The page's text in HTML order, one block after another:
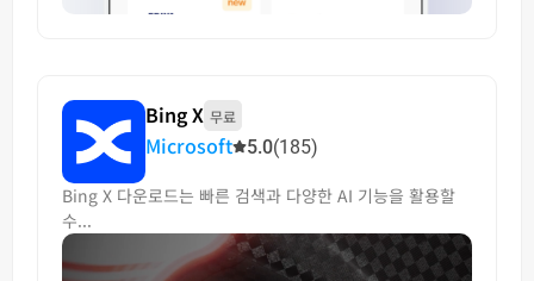
Bing X 무료
Microsoft 5.0(185)
Bing X 다운로드는 빠른 검색과 다양한 AI 기능을 활용할
수...